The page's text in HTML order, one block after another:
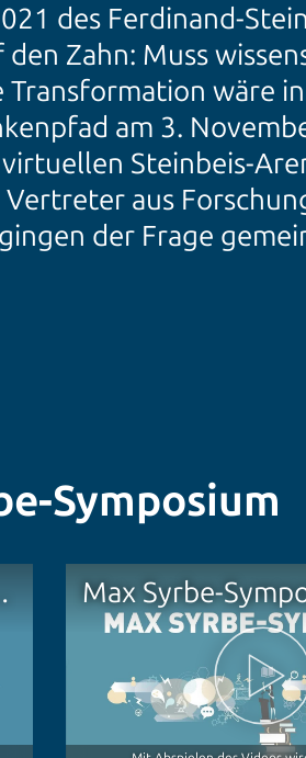
des Ferdinand-
Zahn: Muss
wäre
am 3.
Steinbeis-
aus
der Frage
Symposium
Wissenschaft